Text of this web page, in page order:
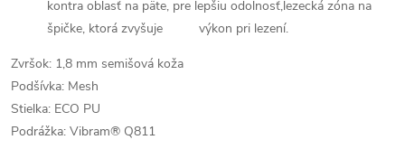
kontra oblasť na päte, pre lepšiu odolnosť,lezecká zóna na
špičke, ktorá zvyšuje výkon pri lezení.
Zvršok: 1,8 mm semišová koža
Podšívka: Mesh
Stielka: ECO PU
Podrážka: Vibram® Q811